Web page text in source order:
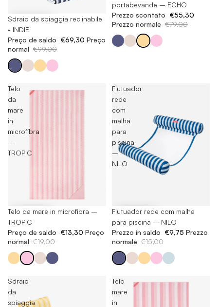
-30%
Sdraio da spiaggia reclinabile
- INDIE
Preço de saldo €69,30 Preço
normal €99,00
portabevande – ECHO
Prezzo scontato €55,30
Prezzo normale €79,00
Telo
da
mare
in
microfibra
–
TROPIC
-30%
Telo da mare in microfibra –
TROPIC
Preço de saldo €13,30 Preço
normal €19,00
Flutuador
rede
com
malha
para
piscina
–
NILO
-35%
Flutuador rede com malha
para piscina – NILO
Prezzo in saldo €9,75 Prezzo
normale €15,00
Sdraio
da
spiaggia
Telo
mare
in